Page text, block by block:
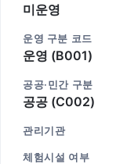
미운영
운영 구분 코드
운영 (B001)
공공·민간 구분
공공 (C002)
관리기관
체험시설 여부